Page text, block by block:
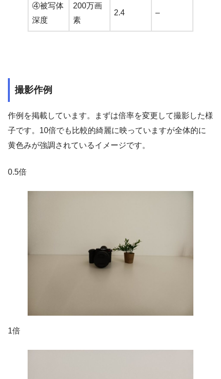
④被写体
深度
200万画
素
2.4 –
撮影作例
作例を掲載しています。まずは倍率を変更して撮影した様
子です。10倍でも比較的綺麗に映っていますが全体的に
黄色みが強調されているイメージです。
0.5倍
1倍